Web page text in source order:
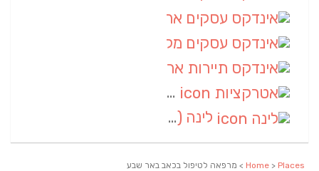
אטרקציות
לינה (1)
Home > Places > מרפאה לטיפול בכאב באר שבע